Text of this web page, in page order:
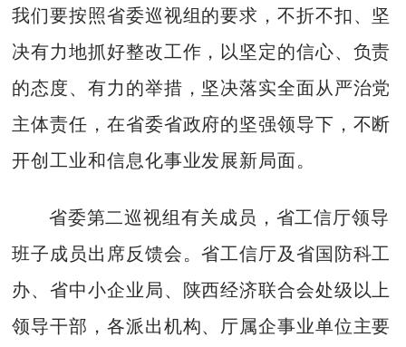
我们要按照省委巡视组的要求，不折不扣、坚
决有力地抓好整改工作，以坚定的信心、负责
的态度、有力的举措，坚决落实全面从严治党
主体责任，在省委省政府的坚强领导下，不断
开创工业和信息化事业发展新局面。
省委第二巡视组有关成员，省工信厅领导
班子成员出席反馈会。省工信厅及省国防科工
办、省中小企业局、陕西经济联合会处级以上
领导干部，各派出机构、厅属企事业单位主要